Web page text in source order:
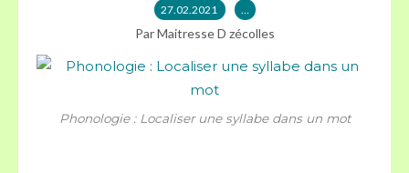
27.02.2021 …
Par Maitresse D zécolles
Phonologie : Localiser une syllabe dans un mot